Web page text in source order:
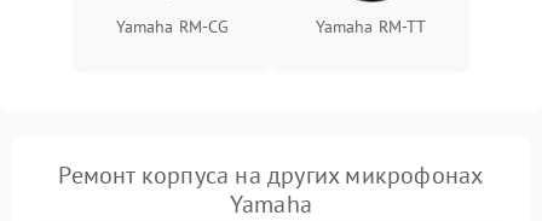
Yamaha RM-CG Yamaha RM-TT
Ремонт корпуса на других микрофонах
Yamaha